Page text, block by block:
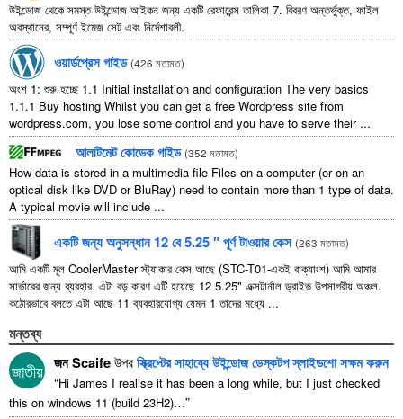
উইন্ডোজ থেকে সমস্ত উইন্ডোজ আইকন জন্য একটি রেফারেন্স তালিকা 7. বিবরণ অন্তর্ভুক্ত, ফাইল
অবস্থানের, সম্পূর্ণ ইমেজ সেট এবং নির্দেশাবলী.
ওয়ার্ডপ্রেস গাইড (426 মতামত)
অংশ 1: শুরু হচ্ছে 1.1 Initial installation and configuration The very basics
1.1.1 Buy hosting Whilst you can get a free Wordpress site from
wordpress.com, you lose some control and you have to serve their...
আলটিমেট কোডেক গাইড (352 মতামত)
How data is stored in a multimedia file Files on a computer(or on an
optical disk like DVD or BluRay) need to contain more than 1 type of data.
A typical movie will include ...
একটি জন্য অনুসন্ধান 12 বে 5.25 ″ পূর্ণ টাওয়ার কেস (263 মতামত)
আমি একটি মূল CoolerMaster স্ট্যাকার কেস আছে (STC-T01-একই বাক্যাংশ) আমি আমার
সার্ভারের জন্য ব্যবহার. এটা বড় কারণ এটি হয়েছে 12 5.25" এক্সটার্নাল ড্রাইভ উপসাগরীয় অঞ্চল.
কঠোরভাবে বলতে এটা আছে 11 ব্যবহারযোগ্য যেমন 1 তাদের মধ্যে ...
মন্তব্য
জাতীয় জন Scaifeউপরস্ক্রিপ্টের সাহায্যে উইন্ডোজ ডেস্কটপ স্লাইডশো সক্ষম করুন
“Hi James I realise it has been a long while, but I just checked
this on windows 11 (build 23H2)…”